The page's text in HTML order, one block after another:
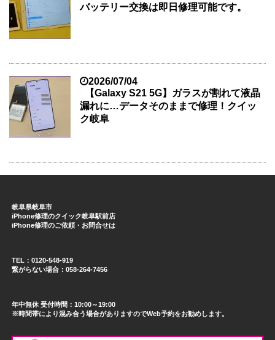
バッテリー交換は即日修理可能です。
2026/07/04
【Galaxy S21 5G】ガラスが割れて液晶
漏れに…データそのままで修理！クイッ
ク岐阜
岐阜県岐阜市
iPhone修理のクイック岐阜駅前店
iPhone修理のご依頼・お問合せは
TEL：0120-548-919
繋がらない場合：058-264-7456
年中無休 受付時間：10:00～19:00
※時間帯により混み合う場合がありますのでWeb予約をお勧めします。